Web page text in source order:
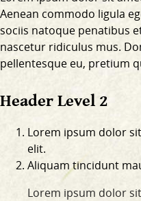
Aenean commodo ligula
sociis natoque penatibus
nascetur ridiculus mus.
pellentesque eu, pretium
Header Level 2
Lorem ipsum dolor
elit.
Aliquam tincidunt
Lorem ipsum dolor